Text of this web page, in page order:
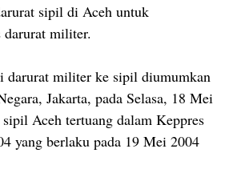
sipil di Aceh untuk
darurat militer.
darurat militer ke sipil diumumkan
Jakarta, pada Selasa, 18 Mei
Aceh tertuang dalam Keppres
yang berlaku pada 19 Mei 2004